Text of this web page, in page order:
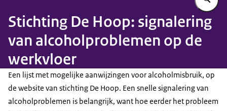
Stichting De Hoop: signalering
van alcoholproblemen op de
werkvloer
Een lijst met mogelijke aanwijzingen voor alcoholmisbruik, op
de website van stichting De Hoop. Een snelle signalering van
alcoholproblemen is belangrijk, want hoe eerder het probleem